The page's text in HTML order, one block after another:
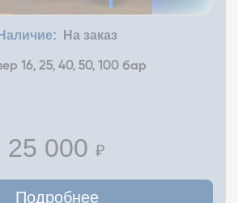
Наличие: На заказ
16, 25, 40, 50, 100 бар
25 000 ₽
Подробнее